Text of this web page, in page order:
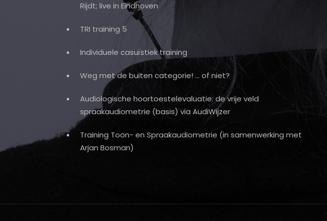
Rijdt; live in Eindhoven
TRI training 5
Individuele casuïstiek training
Weg met de buiten categorie! … of niet?
Audiologische hoortoestelevaluatie: de vrije veld
spraakaudiometrie (basis) via AudiWijzer
Training Toon- en Spraakaudiometrie (in samenwerking met
Arjan Bosman)